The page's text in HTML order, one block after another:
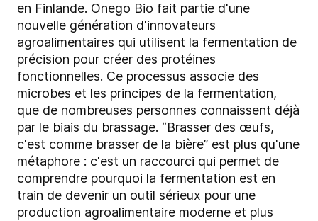
en Finlande. Onego Bio fait partie d'une
nouvelle génération d'innovateurs
agroalimentaires qui utilisent la fermentation de
précision pour créer des protéines
fonctionnelles. Ce processus associe des
microbes et les principes de la fermentation,
que de nombreuses personnes connaissent déjà
par le biais du brassage. “Brasser des œufs,
c'est comme brasser de la bière” est plus qu'une
métaphore : c'est un raccourci qui permet de
comprendre pourquoi la fermentation est en
train de devenir un outil sérieux pour une
production agroalimentaire moderne et plus